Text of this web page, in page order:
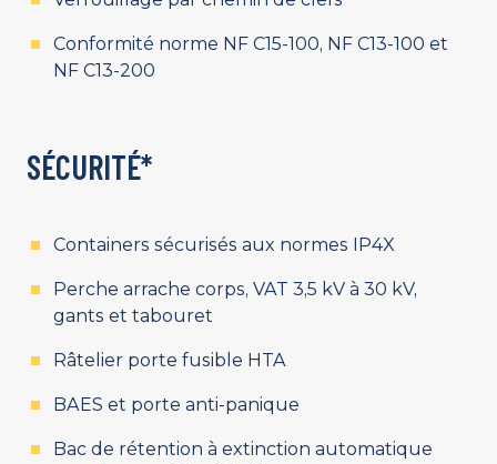
Conformité norme NF C15-100, NF C13-100 et
NF C13-200
SÉCURITÉ*
Containers sécurisés aux normes IP4X
Perche arrache corps, VAT 3,5 kV à 30 kV,
gants et tabouret
Râtelier porte fusible HTA
BAES et porte anti-panique
Bac de rétention à extinction automatique